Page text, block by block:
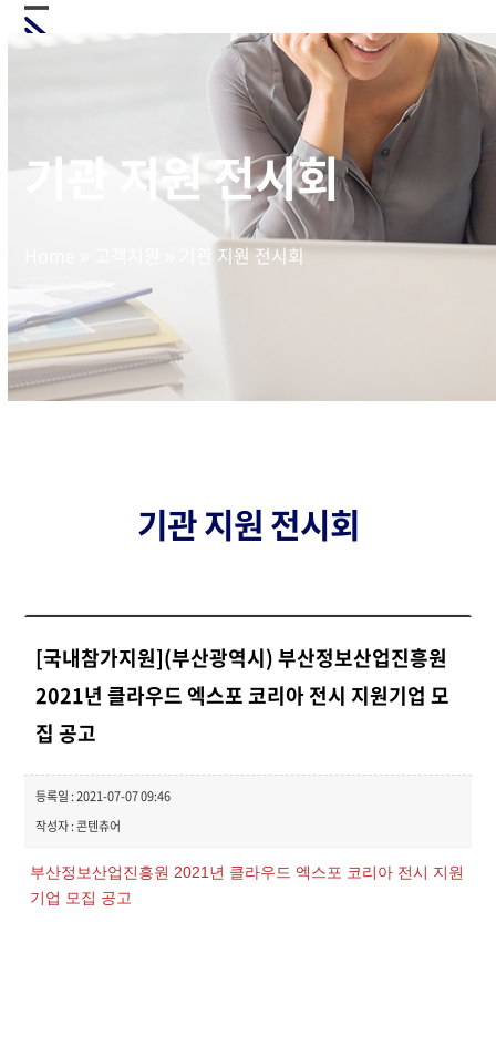
Skip
to Open
Close
기관 지원 전시회
기관 지원 전시회
기관 지원 전시회
[국내참가지원](부산광역시) 부산정보산업진흥원
2021년 클라우드 엑스포 코리아 전시 지원기업 모
집 공고
등록일 : 2021-07-07 09:46
작성자 : 콘텐츄어
부산정보산업진흥원 2021년 클라우드 엑스포 코리아 전시 지원
기업 모집 공고